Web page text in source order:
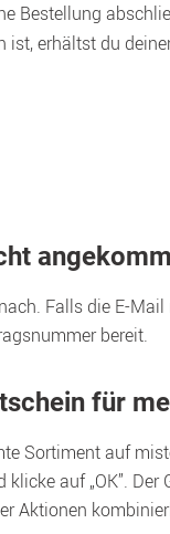
Bestellung
ist, erhältst du
Falls die E-
bereit.
für
Sortiment auf
auf „OK”.
Aktionen